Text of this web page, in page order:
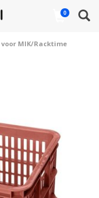
0
voor MIK/Racktime